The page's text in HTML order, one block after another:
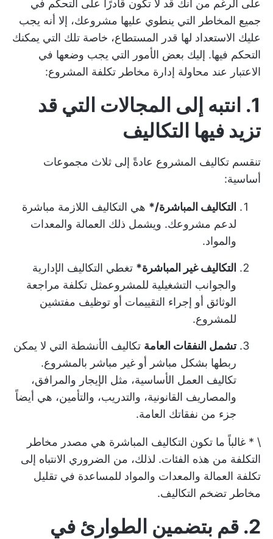
على الرغم من أنك قد لا تكون قادرًا على التحكم في
جميع المخاطر التي ينطوي عليها مشروعك، إلا أنه يجب
عليك الاستعداد لها قدر المستطاع، خاصة تلك التي يمكنك
التحكم فيها. إليك بعض الأمور التي يجب وضعها في
الاعتبار عند محاولة إدارة مخاطر تكلفة المشروع:
1. انتبه إلى المجالات التي قد
تزيد فيها التكاليف
تنقسم تكاليف المشروع عادةً إلى ثلاث مجموعات
أساسية:
التكاليف المباشرة/* هي التكاليف اللازمة مباشرة
لدعم مشروعك. ويشمل ذلك العمالة والمعدات
والمواد.
التكاليف غير المباشرة* تغطي التكاليف الإدارية
والجوانب التشغيلية للمشروعمثل تكلفة مراجعة
الوثائق أو إجراء التقييمات أو توظيف مفتشين
للمشروع.
تشمل النفقات العامة تكاليف الأنشطة التي لا يمكن
ربطها بشكل مباشر أو غير مباشر بالمشروع.
تكاليف العمل الأساسية، مثل الإيجار والمرافق،
والمصاريف القانونية، والتدريب، والتأمين، هي أيضاً
جزء من نفقاتك العامة.
\ * غالباً ما تكون التكاليف المباشرة هي مصدر مخاطر
التكلفة من هذه الفئات. لذلك، من الضروري الانتباه إلى
تكلفة العمالة والمعدات والمواد للمساعدة في تقليل
مخاطر تضخم التكاليف.
2. قم بتضمين الطوارئ في